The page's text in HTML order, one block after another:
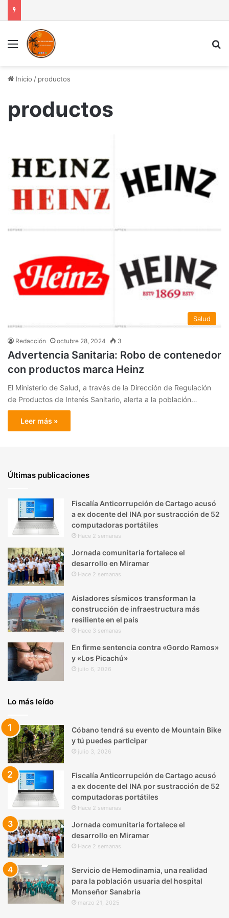
Menú
Inicio / productos
productos
Salud
Redacción octubre 28, 2024 3
Advertencia Sanitaria: Robo de contenedor
con productos marca Heinz
El Ministerio de Salud, a través de la Dirección de Regulación
de Productos de Interés Sanitario, alerta a la población…
Leer más »
Últimas publicaciones
Fiscalía Anticorrupción de Cartago acusó
a ex docente del INA por sustracción de 52
computadoras portátiles
Hace 2 semanas
Jornada comunitaria fortalece el
desarrollo en Miramar
Hace 2 semanas
Aisladores sísmicos transforman la
construcción de infraestructura más
resiliente en el país
Hace 3 semanas
En firme sentencia contra «Gordo Ramos»
y «Los Picachú»
julio 6, 2026
Lo más leído
Cóbano tendrá su evento de Mountain Bike
y tú puedes participar
julio 3, 2026
Fiscalía Anticorrupción de Cartago acusó
a ex docente del INA por sustracción de 52
computadoras portátiles
Hace 2 semanas
Jornada comunitaria fortalece el
desarrollo en Miramar
Hace 2 semanas
Servicio de Hemodinamia, una realidad
para la población usuaria del hospital
Monseñor Sanabria
marzo 21, 2025